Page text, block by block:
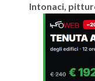
Intonaci,